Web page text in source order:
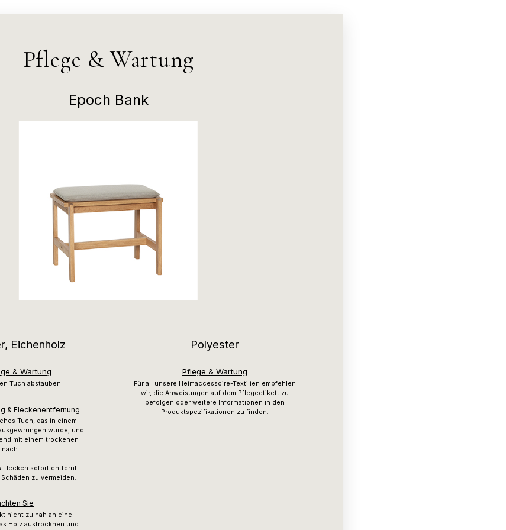
Pflege & Wartung
Epoch Bank
Eichenholz
& Wartung
Tuch abstauben.
& Fleckenentfernung
Tuch, das in einem
wurde, und
mit einem trockenen
nach.
Flecken sofort entfernt
zu vermeiden.
Sie
nicht zu nah an eine
Holz austrocknen und
Polyester
Pflege & Wartung
Für all unsere Heimaccessoire-Textilien empfehlen
wir, die Anweisungen auf dem Pflegeetikett zu
befolgen oder weitere Informationen in den
Produktspezifikationen zu finden.